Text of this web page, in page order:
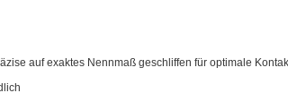
auf exaktes Nennmaß geschliffen für optimale